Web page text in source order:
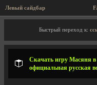
Левый сайдбар
Быстрый переход к:
Скачать игру Масяня
официальная русская